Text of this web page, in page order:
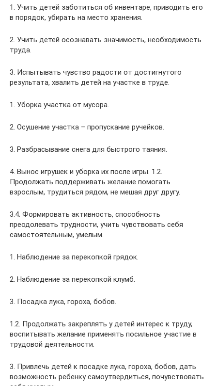
1. Учить детей заботиться об инвентаре, приводить его
в порядок, убирать на место хранения.
2. Учить детей осознавать значимость, необходимость
труда.
3. Испытывать чувство радости от достигнутого
результата, хвалить детей на участке в труде.
1. Уборка участка от мусора.
2. Осушение участка – пропускание ручейков.
3. Разбрасывание снега для быстрого таяния.
4. Вынос игрушек и уборка их после игры. 1.2.
Продолжать поддерживать желание помогать
взрослым, трудиться рядом, не мешая друг другу.
3.4. Формировать активность, способность
преодолевать трудности, учить чувствовать себя
самостоятельным, умелым.
1. Наблюдение за перекопкой грядок.
2. Наблюдение за перекопкой клумб.
3. Посадка лука, гороха, бобов.
1.2. Продолжать закреплять у детей интерес к труду,
воспитывать желание применять посильное участие в
трудовой деятельности.
3. Привлечь детей к посадке лука, гороха, бобов, дать
возможность ребенку самоутвердиться, почувствовать